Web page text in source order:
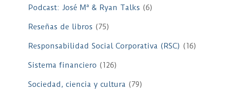
Podcast: José Mª & Ryan Talks (6)
Reseñas de libros (75)
Responsabilidad Social Corporativa (RSC) (16)
Sistema financiero (126)
Sociedad, ciencia y cultura (79)